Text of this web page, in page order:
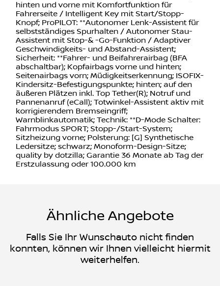
hinten und vorne mit Komfortfunktion für
Fahrerseite / Intelligent Key mit Start/Stopp-
Knopf; ProPILOT: **Autonomer Lenk-Assistent für
selbstständiges Spurhalten / Autonomer Stau-
Assistent mit Stop-& -Go-Funktion / Adaptiver
Geschwindigkeits- und Abstand-Assistent;
Sicherheit: **Fahrer- und Beifahrerairbag (BFA
abschaltbar); Kopfairbags vorne und hinten;
Seitenairbags vorn; Müdigkeitserkennung; ISOFIX-
Kindersitz-Befestigungspunkte; hinten; auf den
äußeren Plätzen inkl. Top Tether(R); Notruf und
Pannenanruf (eCall); Totwinkel-Assistent aktiv mit
korrigierendem Bremseingriff;
Warnblinkautomatik; Technik: **D-Mode Schalter:
Fahrmodus SPORT; Stopp-/Start-System;
Sitzheizung vorne; Polsterung: [G] Synthetische
Ledersitze; schwarz; Monoform-Design-Sitze;
quality by dotzilla; Garantie 36 Monate ab Tag der
Erstzulassung oder 100.000 km
Ähnliche Angebote
Falls Sie Ihr Wunschauto nicht finden
konnten, können wir Ihnen vielleicht hiermit
weiterhelfen.